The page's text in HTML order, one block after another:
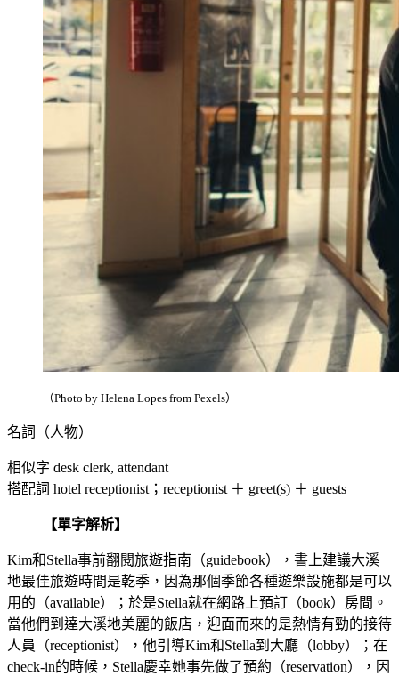
（Photo by Helena Lopes from Pexels）
名詞（人物）
相似字 desk clerk, attendant
搭配詞 hotel receptionist；receptionist ＋ greet(s) ＋ guests
【單字解析】
Kim和Stella事前翻閱旅遊指南（guidebook），書上建議大溪
地最佳旅遊時間是乾季，因為那個季節各種遊樂設施都是可以
用的（available）；於是Stella就在網路上預訂（book）房間。
當他們到達大溪地美麗的飯店，迎面而來的是熱情有勁的接待
人員（receptionist），他引導Kim和Stella到大廳（lobby）；在
check-in的時候，Stella慶幸她事先做了預約（reservation），因